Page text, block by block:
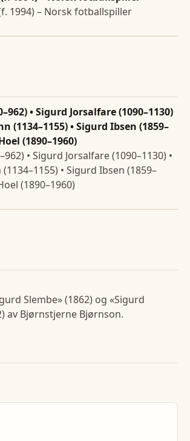
1994) – Norsk fotballspiller
• Sigurd Jorsalfare (1090–1130)
(1134–1155) • Sigurd Ibsen (1859–
(1890–1960)
• Sigurd Jorsalfare (1090–1130) •
• Sigurd Ibsen (1859–
(1890–1960)
Slembe» (1862) og «Sigurd
av Bjørnstjerne Bjørnson.